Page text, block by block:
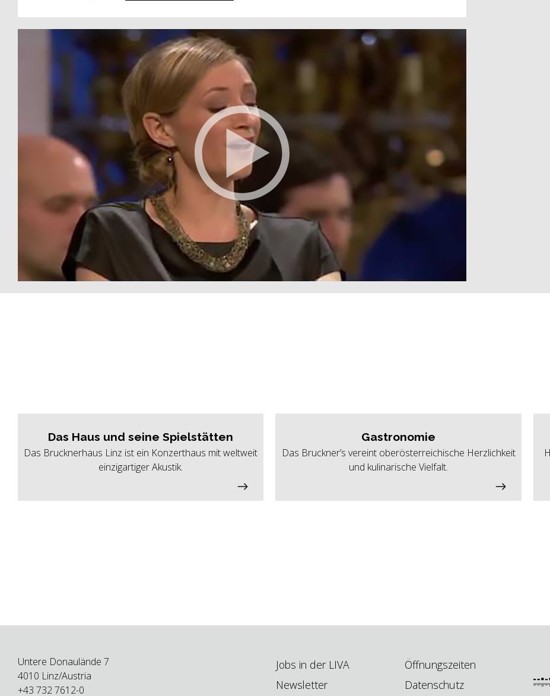
Das Haus und seine Spielstätten
Das Brucknerhaus Linz ist ein Konzerthaus mit weltweit
einzigartiger Akustik.
Gastronomie
Das Bruckner’s vereint oberösterreichische Herzlichkeit
und kulinarische Vielfalt.
Untere Donaulände 7
4010 Linz/Austria
+43 732 7612-0
Jobs in der LIVA
Newsletter
Öffnungszeiten
Datenschutz